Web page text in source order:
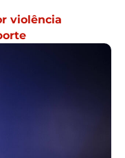
violência